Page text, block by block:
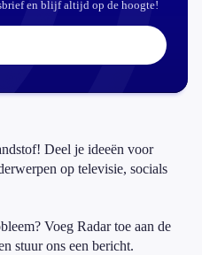
en blijf altijd op de hoogte!
Deel je ideeën voor
op televisie, socials
Voeg Radar toe aan de
stuur ons een bericht.